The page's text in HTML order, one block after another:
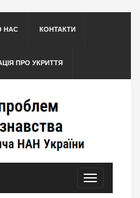
НАС КОНТАКТИ
ПРО УКРИТТЯ
Toggle
navigation